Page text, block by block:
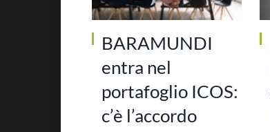
BARAMUNDI
entra nel
portafoglio ICOS:
c’è l’accordo